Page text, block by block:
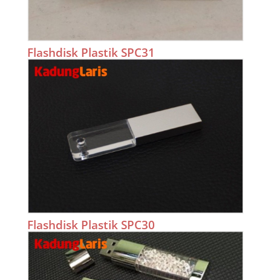
Flashdisk Plastik SPC31
Flashdisk Plastik SPC30